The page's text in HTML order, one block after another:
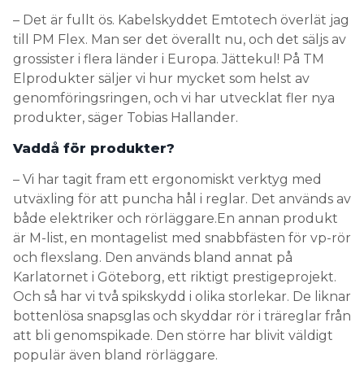
– Det är fullt ös. Kabelskyddet Emtotech överlät jag
till PM Flex. Man ser det överallt nu, och det säljs av
grossister i flera länder i Europa. Jättekul! På TM
Elprodukter säljer vi hur mycket som helst av
genomföringsringen, och vi har utvecklat fler nya
produkter, säger Tobias Hallander.
Vaddå för produkter?
– Vi har tagit fram ett ergonomiskt verktyg med
utväxling för att puncha hål i reglar. Det används av
både elektriker och rörläggare.En annan produkt
är M-list, en montagelist med snabbfästen för vp-rör
och flexslang. Den används bland annat på
Karlatornet i Göteborg, ett riktigt prestigeprojekt.
Och så har vi två spikskydd i olika storlekar. De liknar
bottenlösa snapsglas och skyddar rör i träreglar från
att bli genomspikade. Den större har blivit väldigt
populär även bland rörläggare.